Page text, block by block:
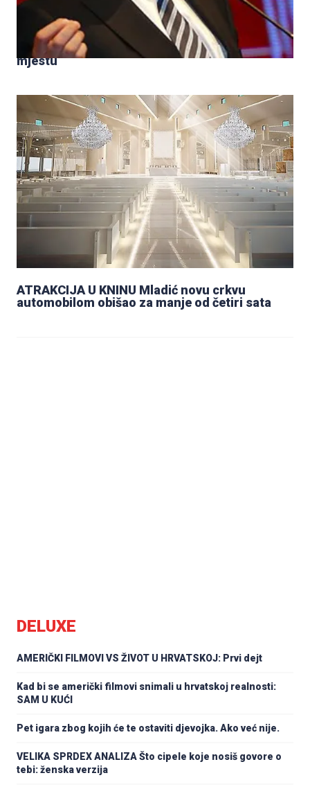
Iz Vlade poručuju da će plaće šefovima javnih
poduzeća rezati kad ih zateknu na radnom
mjestu
ATRAKCIJA U KNINU Mladić novu crkvu
automobilom obišao za manje od četiri sata
DELUXE
AMERIČKI FILMOVI VS ŽIVOT U HRVATSKOJ: Prvi dejt
Kad bi se američki filmovi snimali u hrvatskoj realnosti:
SAM U KUĆI
Pet igara zbog kojih će te ostaviti djevojka. Ako već nije.
VELIKA SPRDEX ANALIZA Što cipele koje nosiš govore o
tebi: ženska verzija